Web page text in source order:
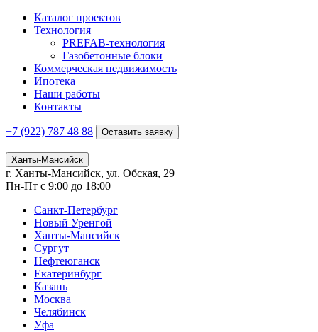
Каталог проектов
Технология
PREFAB-технология
Газобетонные блоки
Коммерческая недвижимость
Ипотека
Наши работы
Контакты
+7 (922) 787 48 88 Оставить заявку
Ханты-Мансийск
г. Ханты-Мансийск, ул. Обская, 29
Пн-Пт с 9:00 до 18:00
Санкт-Петербург
Новый Уренгой
Ханты-Мансийск
Сургут
Нефтеюганск
Екатеринбург
Казань
Москва
Челябинск
Уфа